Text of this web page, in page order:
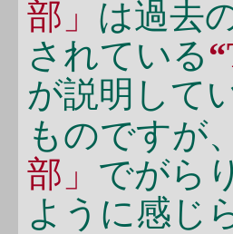
部」 は過去
されている
が説明して
ものですが
部」 でがら
ように感じ